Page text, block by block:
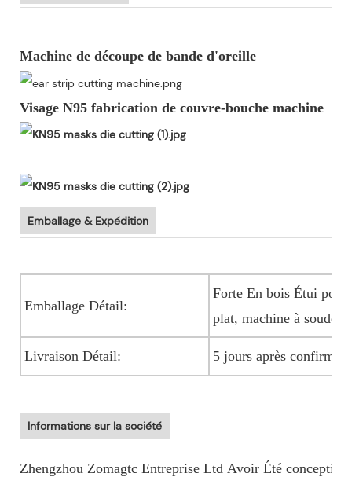
Machine de découpe de bande d'oreille
Visage N95 fabrication de couvre-bouche machine
Emballage & Expédition
Emballage Détail:
Forte En bois Étui pour
plat, machine à souder
Livraison Détail: 5 jours après
Informations sur la société
Zhengzhou Zomagtc Entreprise Ltd Avoir Été